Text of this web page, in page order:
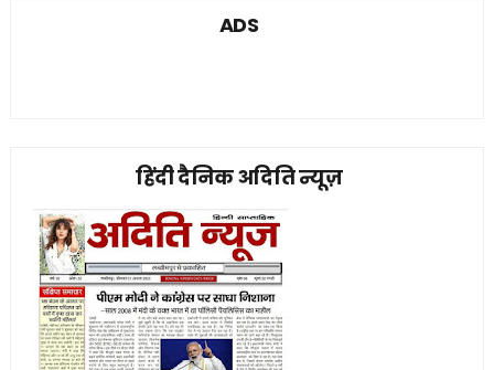
ADS
हिंदी दैनिक अदिति न्यूज़